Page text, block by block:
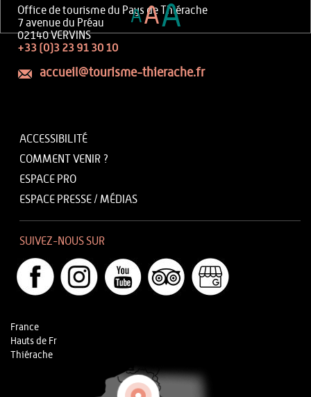
Office de tourisme du Pays de Thiérache
7 avenue du Préau
02140 VERVINS
+33 (0)3 23 91 30 10
accueil@tourisme-thierache.fr
ACCESSIBILITÉ
COMMENT VENIR ?
ESPACE PRO
ESPACE PRESSE / MÉDIAS
SUIVEZ-NOUS SUR
France
Hauts de Fr
Thiérache
AAA